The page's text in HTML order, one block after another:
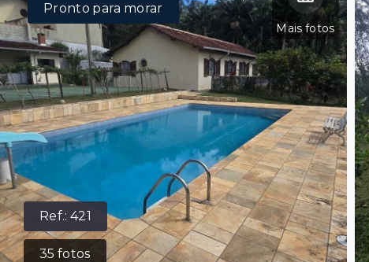
Ref.:421
35 fotos
Mais fotos
Pronto para morar